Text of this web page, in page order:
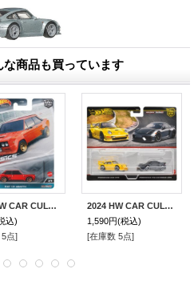
商品も買っています
2023 HW CAR CULTURE "モダン・クラシックス" 【フィアット 131 アバルト】RED/RR
込)
5点]
2024 HW CAR CULTURE "PREMIUM 2PACK" 【ポルシェ 993 GT2/ ポルシェ 718 ケイマン GT4】YELLOW/BLACK/RR
1,590円(税込)
[在庫数 5点]